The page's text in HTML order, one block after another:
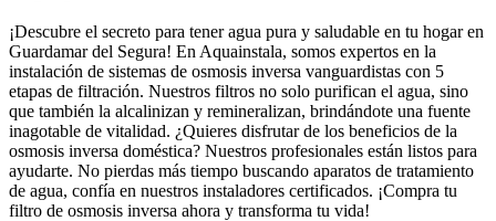
¡Descubre el secreto para tener agua pura y saludable en tu hogar en
Guardamar del Segura! En Aquainstala, somos expertos en la
instalación de sistemas de osmosis inversa vanguardistas con 5
etapas de filtración. Nuestros filtros no solo purifican el agua, sino
que también la alcalinizan y remineralizan, brindándote una fuente
inagotable de vitalidad. ¿Quieres disfrutar de los beneficios de la
osmosis inversa doméstica? Nuestros profesionales están listos para
ayudarte. No pierdas más tiempo buscando aparatos de tratamiento
de agua, confía en nuestros instaladores certificados. ¡Compra tu
filtro de osmosis inversa ahora y transforma tu vida!